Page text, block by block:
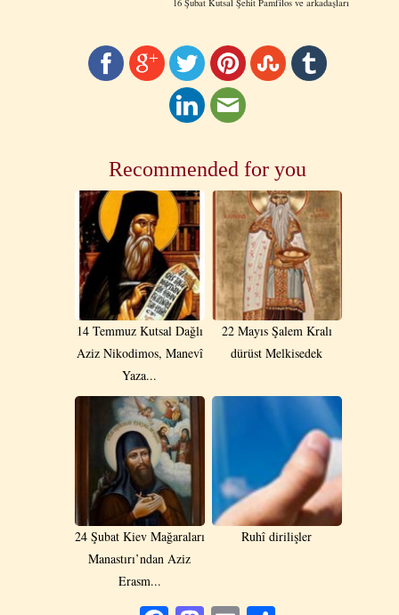
16 Şubat Kutsal Şehit Pamfilos ve arkadaşları
Recommended for you
14 Temmuz Kutsal Dağlı
Aziz Nikodimos, Manevî
Yaza...
22 Mayıs Şalem Kralı
dürüst Melkisedek
24 Şubat Kiev Mağaraları
Manastırı’ndan Aziz
Erasm...
Ruhî dirilişler